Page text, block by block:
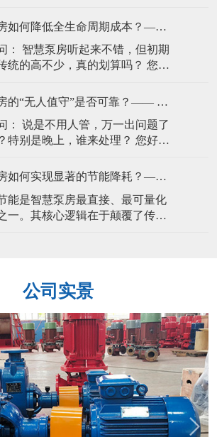
层面。智慧泵房不仅是供水网络
节点”，更是整个系统实现智慧化、
理的数据源头和执行终端。其价
几个方面： 1. 实现供水系统
智慧泵房如何降低全生命周期成本？—— 超越初期投资的长期价值分析
： 智慧泵房听起来不错，但初期
统的高不少，真的划算吗？ 您
本，不能只看“建设成
），更应关注其“全生命周期
），即从购置、安装、运营、
废的总费用。智慧泵房的价值，
智慧泵房的“无人值守”是否可靠？—— 详解安全保障与应急机制
： 说是不用人管，万一出问题了
别是晚上，谁来处理？ 您好，
值守”并非“无人管理”，而是通过
的干预从“现场看守”转变为 “远程
急调度” ，其可靠性远高于依赖人
智慧泵房如何实现显著的节能降耗？—— 剖析“按需供给”的节能逻辑
能是智慧泵房最直接、最可量化
一。其核心逻辑在于颠覆了传
泵的功耗与转速的三次方成正比
公司实景